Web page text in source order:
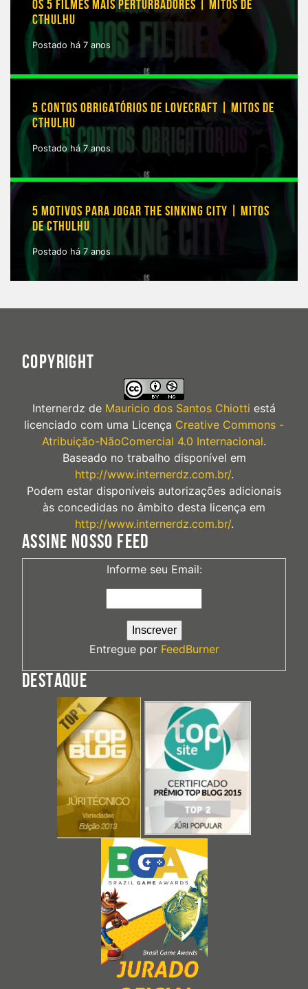
OS 5 FILMES MAIS PERTURBADORES | MITOS DE
CTHULHU
Postado há 7 anos
5 CONTOS OBRIGATÓRIOS DE LOVECRAFT | MITOS DE
CTHULHU
Postado há 7 anos
5 MOTIVOS PARA JOGAR THE SINKING CITY | MITOS
DE CTHULHU
Postado há 7 anos
COPYRIGHT
Internerdz de Mauricio dos Santos Chiotti está
licenciado com uma Licença Creative Commons -
Atribuição-NãoComercial 4.0 Internacional.
Baseado no trabalho disponível em
http://www.internerdz.com.br/.
Podem estar disponíveis autorizações adicionais
às concedidas no âmbito desta licença em
http://www.internerdz.com.br/.
ASSINE NOSSO FEED
Informe seu Email:
Entregue por FeedBurner
DESTAQUE